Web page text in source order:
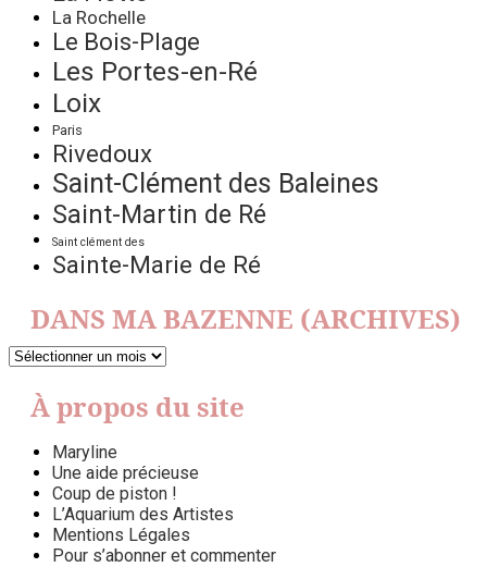
La Rochelle
Le Bois-Plage
Les Portes-en-Ré
Loix
Paris
Rivedoux
Saint-Clément des Baleines
Saint-Martin de Ré
Saint clément des
Sainte-Marie de Ré
DANS MA BAZENNE (ARCHIVES)
DANS
BAZENNE
(ARCHIVES)
À propos du site
Maryline
Une aide précieuse
Coup de piston !
L’Aquarium des Artistes
Mentions Légales
Pour s’abonner et commenter